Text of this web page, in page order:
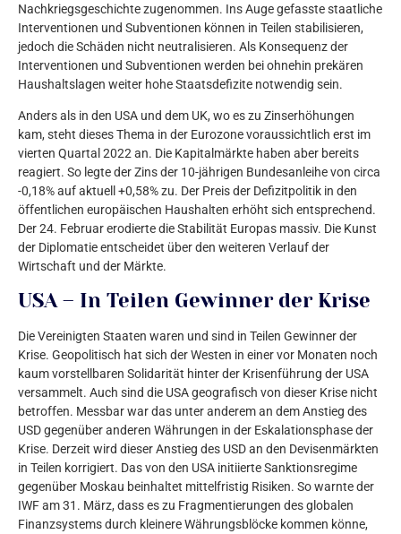
Nachkriegsgeschichte zugenommen. Ins Auge gefasste staatliche
Interventionen und Subventionen können in Teilen stabilisieren,
jedoch die Schäden nicht neutralisieren. Als Konsequenz der
Interventionen und Subventionen werden bei ohnehin prekären
Haushaltslagen weiter hohe Staatsdefizite notwendig sein.
Anders als in den USA und dem UK, wo es zu Zinserhöhungen
kam, steht dieses Thema in der Eurozone voraussichtlich erst im
vierten Quartal 2022 an. Die Kapitalmärkte haben aber bereits
reagiert. So legte der Zins der 10-jährigen Bundesanleihe von circa
-0,18% auf aktuell +0,58% zu. Der Preis der Defizitpolitik in den
öffentlichen europäischen Haushalten erhöht sich entsprechend.
Der 24. Februar erodierte die Stabilität Europas massiv. Die Kunst
der Diplomatie entscheidet über den weiteren Verlauf der
Wirtschaft und der Märkte.
USA – In Teilen Gewinner der Krise
Die Vereinigten Staaten waren und sind in Teilen Gewinner der
Krise. Geopolitisch hat sich der Westen in einer vor Monaten noch
kaum vorstellbaren Solidarität hinter der Krisenführung der USA
versammelt. Auch sind die USA geografisch von dieser Krise nicht
betroffen. Messbar war das unter anderem an dem Anstieg des
USD gegenüber anderen Währungen in der Eskalationsphase der
Krise. Derzeit wird dieser Anstieg des USD an den Devisenmärkten
in Teilen korrigiert. Das von den USA initiierte Sanktionsregime
gegenüber Moskau beinhaltet mittelfristig Risiken. So warnte der
IWF am 31. März, dass es zu Fragmentierungen des globalen
Finanzsystems durch kleinere Währungsblöcke kommen könne,